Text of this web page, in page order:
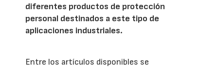
diferentes productos de protección
personal destinados a este tipo de
aplicaciones industriales.
Entre los artículos disponibles se